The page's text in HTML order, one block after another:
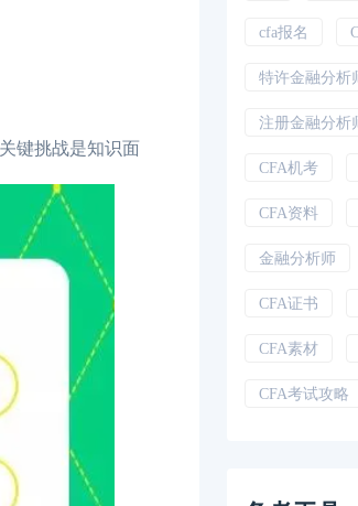
键挑战是知识面
cfa报名
特许金融分析
注册金融分析
CFA机考
CFA资料
金融分析师
CFA证书
CFA素材
CFA考试攻略